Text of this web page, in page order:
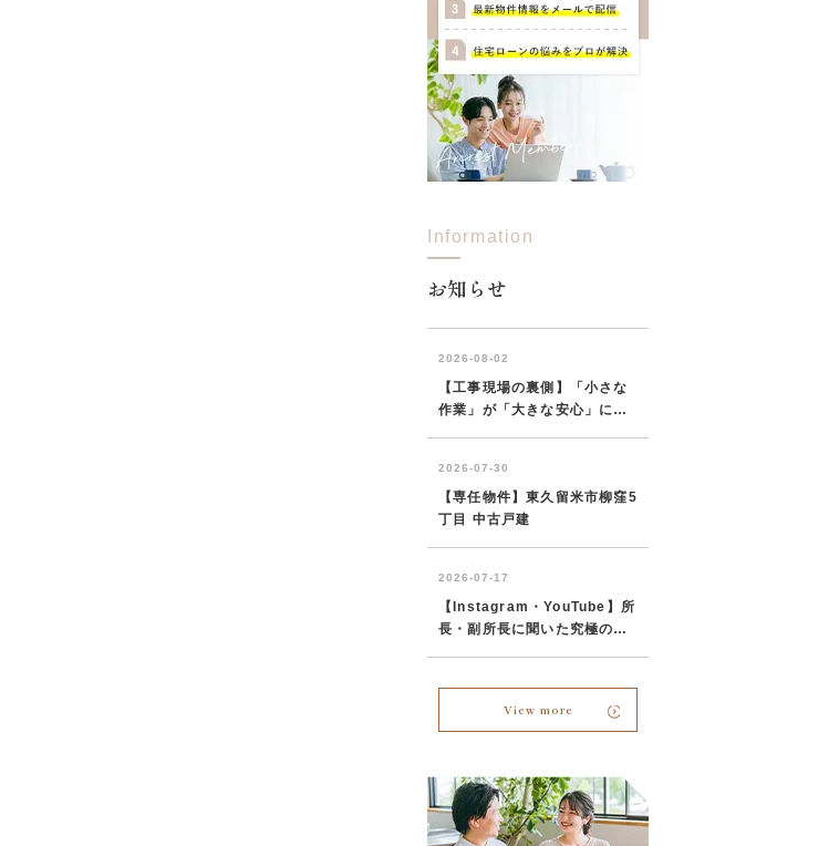
Information
お知らせ
View more